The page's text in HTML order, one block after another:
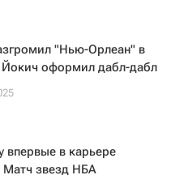
"Нью-Орлеан" в
оформил дабл-дабл
впервые в карьере
Матч звезд НБА